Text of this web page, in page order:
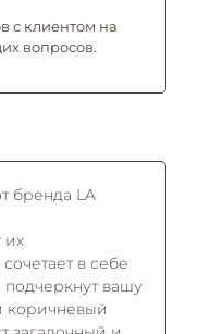
с клиентом на
вопросов.
бренда LA
их
в себе
вашу
коричневый